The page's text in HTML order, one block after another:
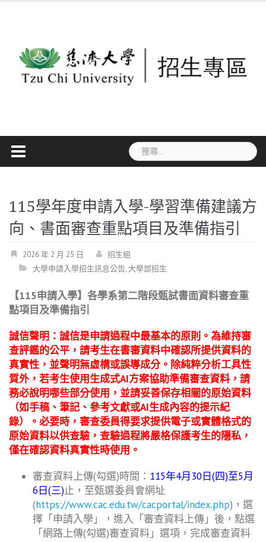
搜
尋
字:
115學年度申請入學-學習準備建議方
向、書面審查重點項目及準備指引
2026 年 2 月 25 日
招生組
大學申請入學招生訊息公告,大學部招生
【115申請入學】各學系第二階段甄試書面資料審查重
點項目及準備指引
誠信聲明：誠信是申請過程中最基本的原則。為維持審
查評鑑的公平，請考生在書審資料中確認所提供資料的
真實性，並聲明無虛構或誤導成分。除純粹分析工具性
質外，若考生使用生成式AI方案協助準備審查資料，請
務必說明哪些部分使用，並請妥善保存相關的原始資料
（如手稿、筆記、參考文獻或AI生成內容的提示紀
錄）。必要時，審查委員得要求提供電子或實體格式的
原始資料以供查驗，查驗過程將嚴格保護考生的隱私，
僅在確認資料真實性時使用。
審查資料上傳(勾選)時間： 115年4月30日(四)至5月
6日(三)止，至甄選委員會網址
(https://www.cac.edu.tw/cacportal/index.php)，選
擇「申請入學」，進入「審查資料上傳」後，點選
「網路上傳(勾選)審查資料」選項，完成審查資料